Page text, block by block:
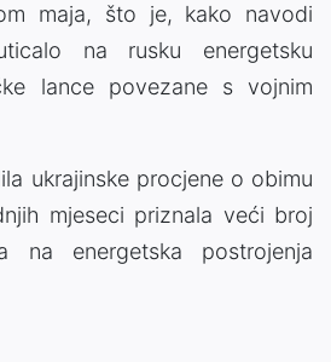
maja, što je, kako navodi
na rusku energetsku
lance povezane s vojnim
ukrajinske procjene o obimu
mjeseci priznala veći broj
na energetska postrojenja